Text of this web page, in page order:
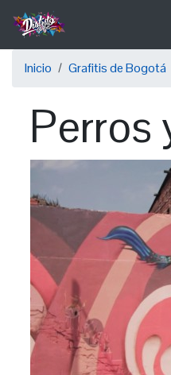
Pasar
contenido
principalSobrescribir
de
ayuda
navegación
Inicio Grafitis de Bogotá
Perros